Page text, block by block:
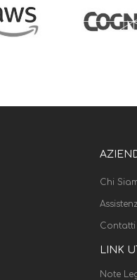
Chi
Contatti
LINK
Note